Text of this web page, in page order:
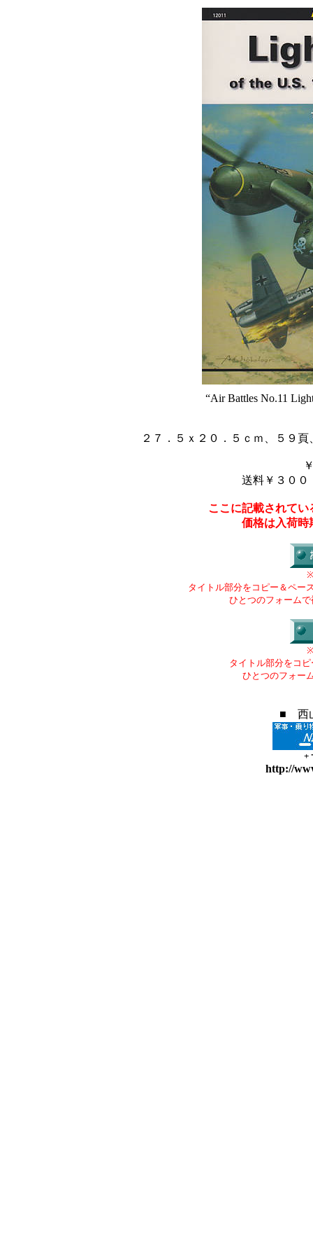
“Air Battles No.11
２７．５ｘ２０．５ｃｍ、５９
送料￥３００
ここに記載されて
価格は入荷時
タイトル部分をコピー＆ペー
ひとつのフォーム
タイトル部分をコ
ひとつのフォー
■ 西
+
http://